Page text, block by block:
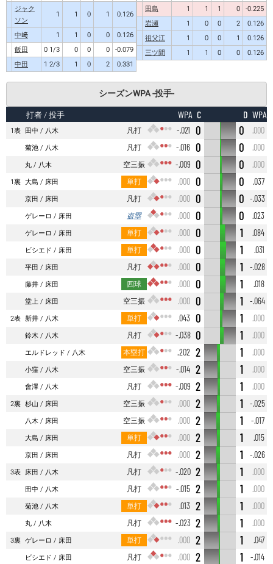
ジャク
ソン
1 1 0 1
0.126
中﨑
1 1 0 0
0.126
飯田
0 1/3 0 0 0 -0.079
中田
1 2/3 1 0 2 0.331
田島
1 1 1 0 -0.225
岩瀬
1 0 0 2
0.126
祖父江
1 0 0 1
0.126
三ツ間
1 1 0 0 0.126
シーズンWPA -投手-
打者/ 投手 WPA C D WPA
1表 田中 八木 凡打 -.021 0 0
.000
菊池
八木 凡打 -.016 0 0
.000
丸
八木 空三振 -.009 0 0
.000
1裏 大島 床田 単打 .000 0 0
.037
京田
床田 凡打 .000 0 0 -.033
ゲレーロ
床田 盗塁 .000 0 0
.023
ゲレーロ
床田 単打 .000 0 1
.084
ビシエド
床田 単打 .000 0 1
.031
平田
床田 凡打 .000 0 1
-.028
藤井
床田 四球 .000 0 1
.018
堂上
床田 空三振 .000 0 1
-.064
2表 新井 八木 単打 .043 0 1
.000
鈴木
八木 凡打 -.038 0 1
.000
エルドレッド
八木 本塁打 .202 2 1
.000
小窪
八木 空三振 -.014 2 1
.000
會澤
八木 凡打 -.009 2 1
.000
2裏 杉山 床田 空三振 .000 2 1
-.025
八木
床田 空三振 .000 2 1
-.017
大島
床田 単打 .000 2 1
.015
京田
床田 凡打 .000 2 1
-.026
3表 床田 八木 凡打 -.020 2 1
.000
田中
八木 凡打 -.015 2 1
.000
菊池
八木 単打 .013 2 1
.000
丸
八木 凡打 -.023 2 1
.000
3裏 ゲレーロ 床田 単打 .000 2 1
.047
ビシエド
床田 凡打 .000 2 1 -.014